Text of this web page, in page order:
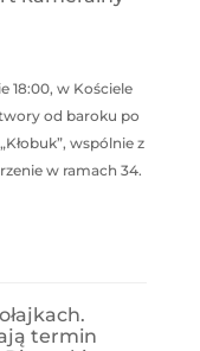
18:00, w Kościele
od baroku po
wspólnie z
w ramach 34.
termin